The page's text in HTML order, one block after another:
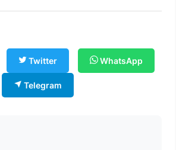
Twitter WhatsApp
Telegram